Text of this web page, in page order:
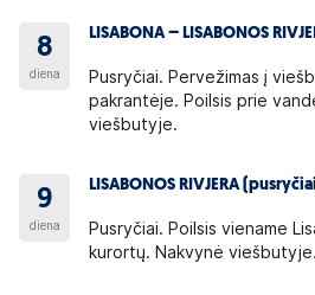
8
diena
LISABONA – LISABONOS
Pusryčiai. Pervežimas į
pakrantėje. Poilsis prie
viešbutyje.
9
diena
LISABONOS RIVJERA
Pusryčiai. Poilsis viename
kurortų. Nakvynė viešbutyje.